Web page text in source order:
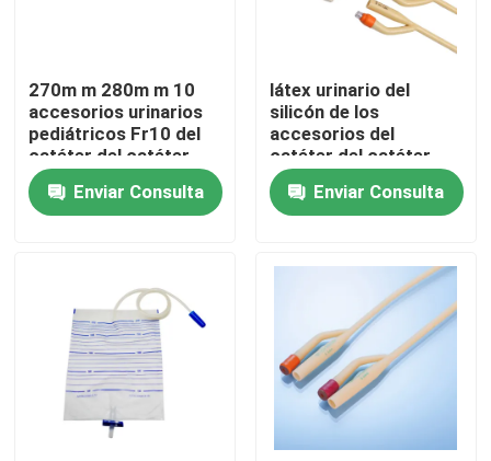
Solicitar una cotización
Goma de silicona médica
Émbolo de goma de la jeringuilla
Accesorios de la jeringuilla
Accesorios de la colección de la sangre
270m m 280m m 10
accesorios urinarios
pediátricos Fr10 del
catéter del catéter
francés
Enviar Consulta
látex urinario del
silicón de los
accesorios del
catéter del catéter
interno masculino 6Fr-
18Fr Enviar Consulta